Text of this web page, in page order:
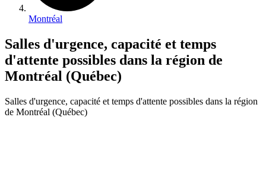
Montréal
Salles d'urgence, capacité et temps
d'attente possibles dans la région de
Montréal (Québec)
Salles d'urgence, capacité et temps d'attente possibles dans la région
de Montréal (Québec)